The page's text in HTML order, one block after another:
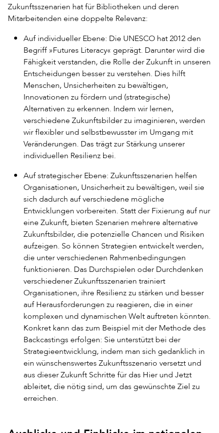
Zukunftsszenarien hat für Bibliotheken und deren
Mitarbeitenden eine doppelte Relevanz:
Auf individueller Ebene: Die UNESCO hat 2012 den
Begriff »Futures Literacy« geprägt. Darunter wird die
Fähigkeit verstanden, die Rolle der Zukunft in unseren
Entscheidungen besser zu verstehen. Dies hilft
Menschen, Unsicherheiten zu bewältigen,
Innovationen zu fördern und (strategische)
Alternativen zu erkennen. Indem wir lernen,
verschiedene Zukunftsbilder zu imaginieren, werden
wir flexibler und selbstbewusster im Umgang mit
Veränderungen. Das trägt zur Stärkung unserer
individuellen Resilienz bei.
Auf strategischer Ebene: Zukunftsszenarien helfen
Organisationen, Unsicherheit zu bewältigen, weil sie
sich dadurch auf verschiedene mögliche
Entwicklungen vorbereiten. Statt der Fixierung auf nur
eine Zukunft, bieten Szenarien mehrere alternative
Zukunftsbilder, die potenzielle Chancen und Risiken
aufzeigen. So können Strategien entwickelt werden,
die unter verschiedenen Rahmenbedingungen
funktionieren. Das Durchspielen oder Durchdenken
verschiedener Zukunftsszenarien trainiert
Organisationen, ihre Resilienz zu stärken und besser
auf Herausforderungen zu reagieren, die in einer
komplexen und dynamischen Welt auftreten könnten.
Konkret kann das zum Beispiel mit der Methode des
Backcastings erfolgen: Sie unterstützt bei der
Strategieentwicklung, indem man sich gedanklich in
ein wünschenswertes Zukunftsszenario versetzt und
aus dieser Zukunft Schritte für das Hier und Jetzt
ableitet, die nötig sind, um das gewünschte Ziel zu
erreichen.